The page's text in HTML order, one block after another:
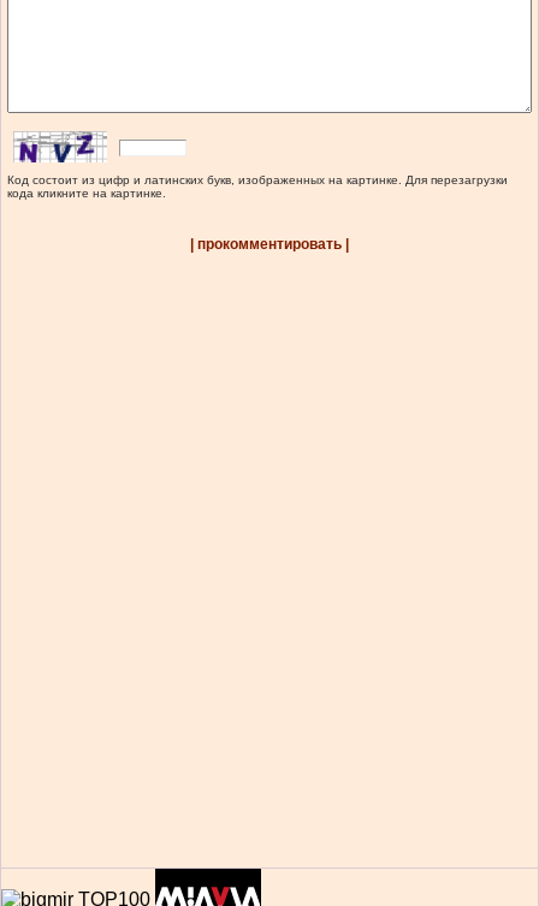
Код состоит из цифр и латинских букв, изображенных на картинке. Для перезагрузки
кода кликните на картинке.
| прокомментировать |